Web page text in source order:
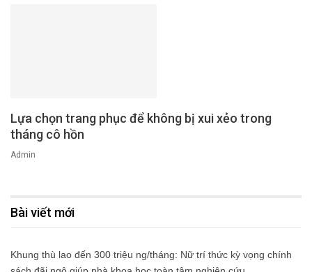
Lựa chọn trang phục để không bị xui xẻo trong
tháng cô hồn
Admin
Bài viết mới
Khung thù lao đến 300 triệu ng/tháng: Nữ trí thức kỳ vọng chính